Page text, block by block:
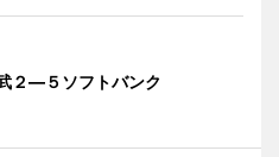
２―５ソフトバンク